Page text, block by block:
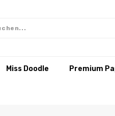
Miss Doodle Premium